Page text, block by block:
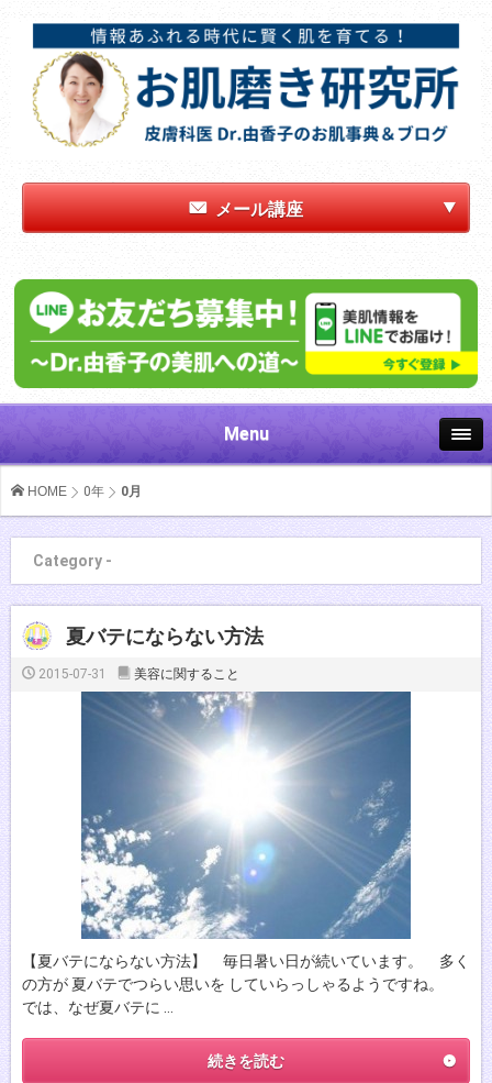
メール講座
Menu
HOME 0年 0月
Category -
夏バテにならない方法
2015-07-31 美容に関すること
【夏バテにならない方法】 毎日暑い日が続いています。 多く
の方が 夏バテでつらい思いを していらっしゃるようですね。
では、なぜ夏バテに …
続きを読む